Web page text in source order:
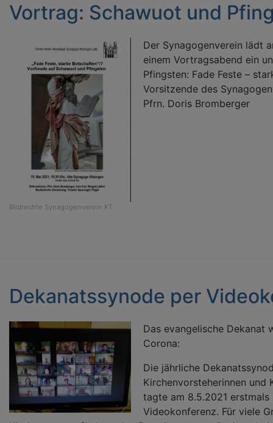
Vortrag: Schawuot und
Bildrechte Synagogenverein KT
Der Synagogenverein lädt
einem Vortragsabend ein
Pfingsten: Fade Feste –
Vorsitzende des
Pfrn. Doris Bromberger
Dekanatssynode per
Das evangelische Dekanat
Corona:
Die jährliche
Kirchenvorsteherinnen und
tagte am 8.5.2021
Videokonferenz. Für viele